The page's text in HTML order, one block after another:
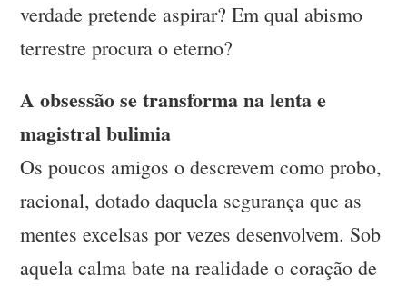
verdade pretende aspirar? Em qual abismo
terrestre procura o eterno?
A obsessão se transforma na lenta e
magistral bulimia
Os poucos amigos o descrevem como probo,
racional, dotado daquela segurança que as
mentes excelsas por vezes desenvolvem. Sob
aquela calma bate na realidade o coração de